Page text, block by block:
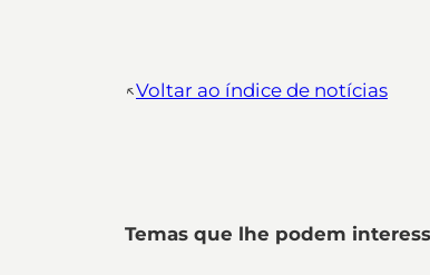
↖︎Voltar ao índice de notícias
Temas que lhe podem